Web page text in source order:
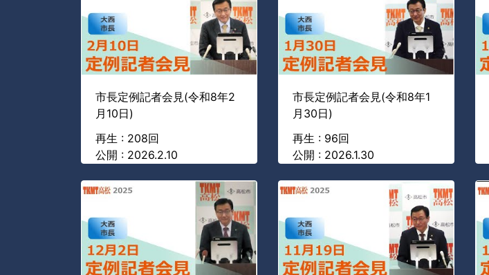
市長定例記者会見(令和8年2
月10日)
再生 : 208回
公開 : 2026.2.10
市長定例記者会見(令和8年1
月30日)
再生 : 96回
公開 : 2026.1.30